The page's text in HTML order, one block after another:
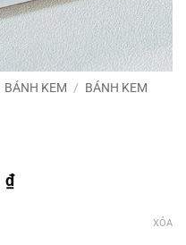
BÁNH KEM / BÁNH KEM
₫Khoảng
XÓA